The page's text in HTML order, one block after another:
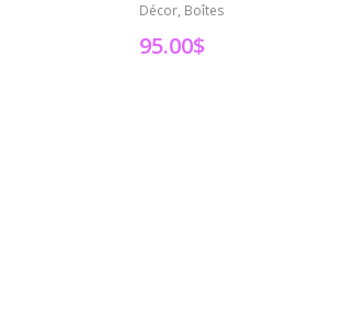
Décor, Boîtes
95.00$